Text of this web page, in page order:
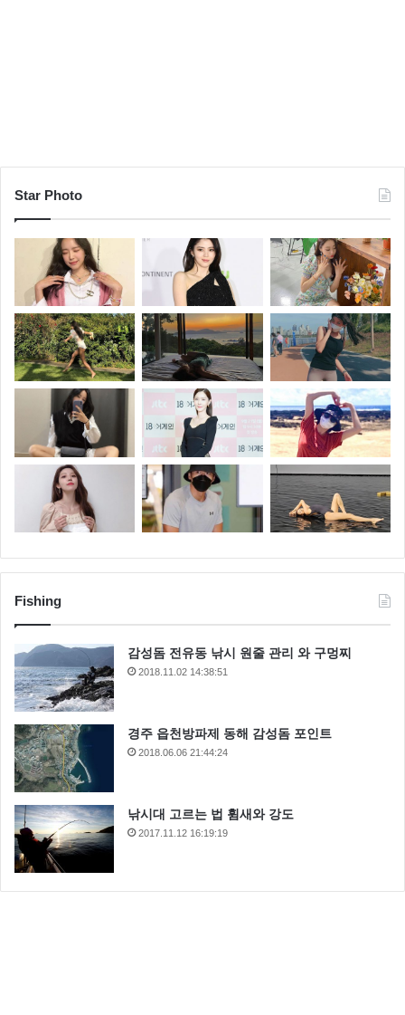
Star Photo
Fishing
감성돔 전유동 낚시 원줄 관리 와 구멍찌
2018.11.02 14:38:51
경주 읍천방파제 동해 감성돔 포인트
2018.06.06 21:44:24
낚시대 고르는 법 휨새와 강도
2017.11.12 16:19:19